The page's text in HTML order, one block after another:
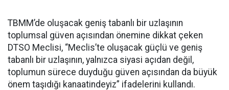
TBMM’de oluşacak geniş tabanlı bir uzlaşının
toplumsal güven açısından önemine dikkat çeken
DTSO Meclisi, “Meclis’te oluşacak güçlü ve geniş
tabanlı bir uzlaşının, yalnızca siyasi açıdan değil,
toplumun sürece duyduğu güven açısından da büyük
önem taşıdığı kanaatindeyiz” ifadelerini kullandı.